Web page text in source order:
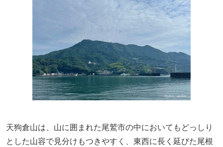
天狗倉山は、山に囲まれた尾鷲市の中においてもどっしり
とした山容で見分けもつきやすく、東西に長く延びた尾根